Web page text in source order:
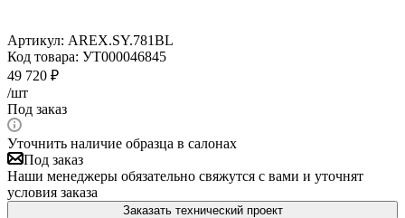
Артикул: AREX.SY.781BL
Код товара: УТ000046845
49 720 ₽
/шт
Под заказ
Уточнить наличие образца в салонах
Под заказ
Наши менеджеры обязательно свяжутся с вами и уточнят
условия заказа
Заказать технический проект